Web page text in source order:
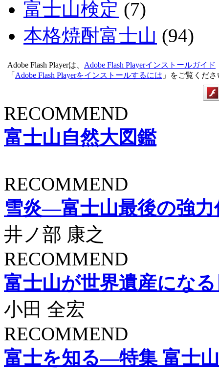
富士山検定 (7)
本格焼酎富士山 (94)
Adobe Flash Playerは、 Adobe Flash Playerインストールガイド
「 Adobe Flash Playerをインストールするには 」をご覧くだ
RECOMMEND
富士山自然大図鑑
RECOMMEND
雪炎―富士山最後の強力
井ノ部 康之
RECOMMEND
富士山が世界遺産にな
小田 全宏
RECOMMEND
富士を知る―特集 富士